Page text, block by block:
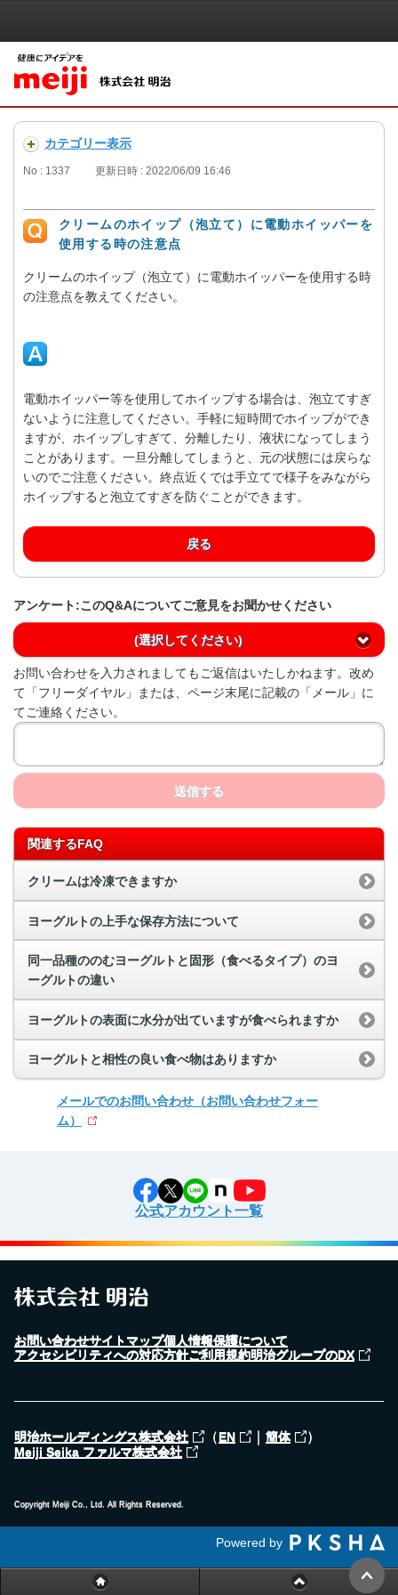
カテゴリー表示
No : 1337 更新日時 : 2022/06/09 16:46
クリームのホイップ（泡立て）に電動ホイッパーを
使用する時の注意点
クリームのホイップ（泡立て）に電動ホイッパーを使用する時
の注意点を教えてください。
電動ホイッパー等を使用してホイップする場合は、泡立てすぎ
ないように注意してください。手軽に短時間でホイップができ
ますが、ホイップしすぎて、分離したり、液状になってしまう
ことがあります。一旦分離してしまうと、元の状態には戻らな
いのでご注意ください。終点近くでは手立てで様子をみながら
ホイップすると泡立てすぎを防ぐことができます。
戻る
アンケート:このQ&Aについてご意見をお聞かせください
(選択してください)
お問い合わせを入力されましてもご返信はいたしかねます。改め
て「フリーダイヤル」または、ページ末尾に記載の「メール」に
てご連絡ください。
送信する
関連するFAQ
クリームは冷凍できますか
ヨーグルトの上手な保存方法について
同一品種ののむヨーグルトと固形（食べるタイプ）のヨ
ーグルトの違い
ヨーグルトの表面に水分が出ていますが食べられますか
ヨーグルトと相性の良い食べ物はありますか
メールでのお問い合わせ （お問い合わせフォー
ム）
公式アカウント一覧
お問い合わせサイトマップ個人情報保護について
アクセシビリティへの対応方針ご利用規約明治グループのDX
明治ホールディングス株式会社 （EN ｜ 簡体 ）
Meiji Seika ファルマ株式会社
Copyright Meiji Co., Ltd. All Rights Reserved.
Powered by